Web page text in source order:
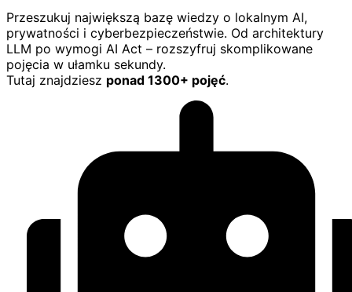
Przeszukuj największą bazę wiedzy o lokalnym AI,
prywatności i cyberbezpieczeństwie. Od architektury
LLM po wymogi AI Act – rozszyfruj skomplikowane
pojęcia w ułamku sekundy.
Tutaj znajdziesz ponad 1300+ pojęć.